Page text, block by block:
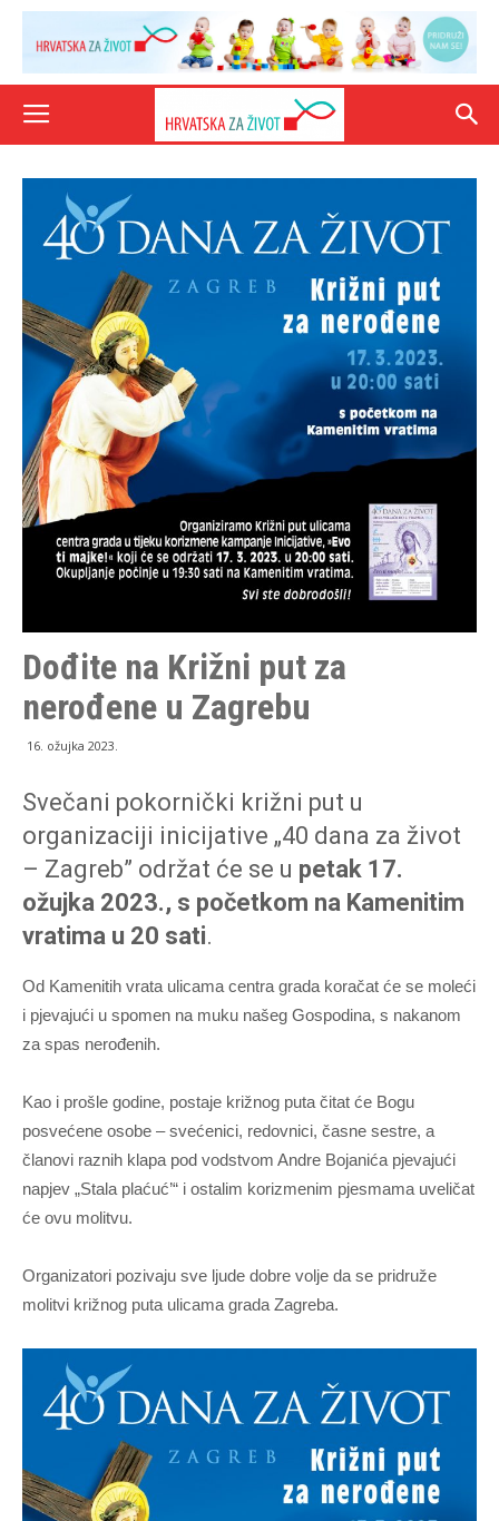
Dođite na Križni put za
nerođene u Zagrebu
16. ožujka 2023.
Svečani pokornički križni put u
organizaciji inicijative „40 dana za život
– Zagreb” održat će se u petak 17.
ožujka 2023., s početkom na Kamenitim
vratima u 20 sati.
Od Kamenitih vrata ulicama centra grada koračat će se moleći
i pjevajući u spomen na muku našeg Gospodina, s nakanom
za spas nerođenih.
Kao i prošle godine, postaje križnog puta čitat će Bogu
posvećene osobe – svećenici, redovnici, časne sestre, a
članovi raznih klapa pod vodstvom Andre Bojanića pjevajući
napjev „Stala plaćuć’“ i ostalim korizmenim pjesmama uveličat
će ovu molitvu.
Organizatori pozivaju sve ljude dobre volje da se pridruže
molitvi križnog puta ulicama grada Zagreba.